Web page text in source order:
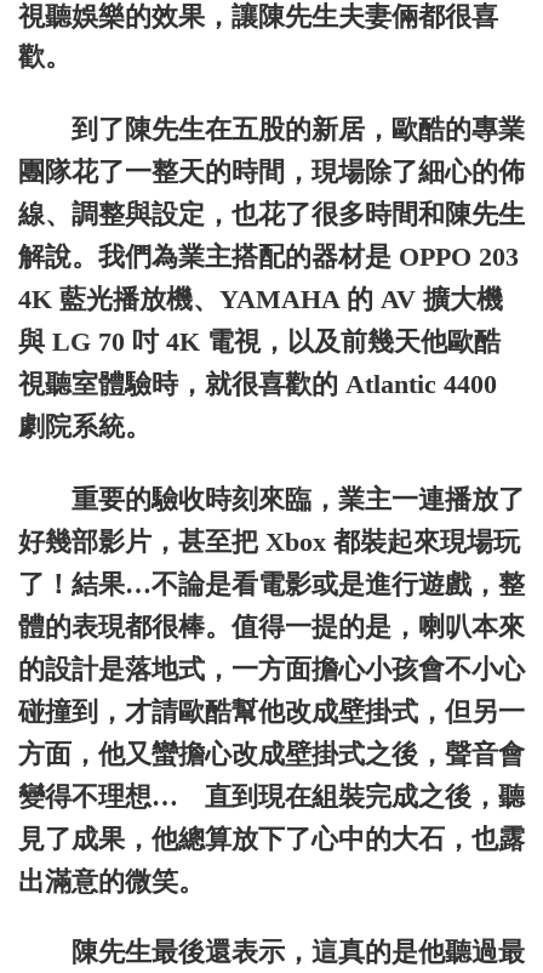
視聽娛樂的效果，讓陳先生夫妻倆都很喜
歡。
到了陳先生在五股的新居，歐酷的專業
團隊花了一整天的時間，現場除了細心的佈
線、調整與設定，也花了很多時間和陳先生
解說。我們為業主搭配的器材是 OPPO 203
4K 藍光播放機、YAMAHA 的 AV 擴大機
與 LG 70 吋 4K 電視，以及前幾天他歐酷
視聽室體驗時，就很喜歡的 Atlantic 4400
劇院系統。
重要的驗收時刻來臨，業主一連播放了
好幾部影片，甚至把 Xbox 都裝起來現場玩
了！結果…不論是看電影或是進行遊戲，整
體的表現都很棒。值得一提的是，喇叭本來
的設計是落地式，一方面擔心小孩會不小心
碰撞到，才請歐酷幫他改成壁掛式，但另一
方面，他又蠻擔心改成壁掛式之後，聲音會
變得不理想… 直到現在組裝完成之後，聽
見了成果，他總算放下了心中的大石，也露
出滿意的微笑。
陳先生最後還表示，這真的是他聽過最